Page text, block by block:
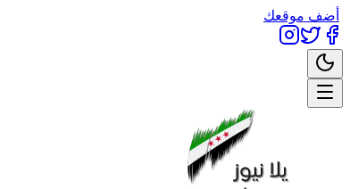
أضف موقعك